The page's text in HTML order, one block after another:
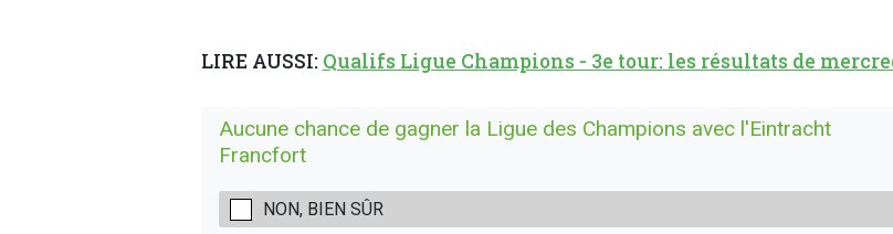
LIRE AUSSI: Qualifs Ligue Champions - 3e tour: les résultats de
Aucune chance de gagner la Ligue des Champions avec l'Eintracht
Francfort
NON, BIEN SÛR